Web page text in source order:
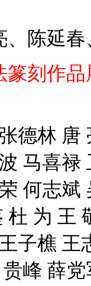
、陈延
篆刻作品
德林 唐
马喜禄
何志斌
杜 为 王
子樵 王
峰 薛